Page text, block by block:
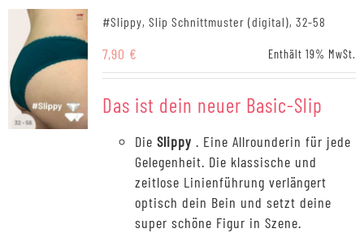
#Slippy, Slip Schnittmuster (digital), 32-58
7,90 € Enthält 19% MwSt.
Das ist dein neuer Basic-Slip
Die Slippy . Eine Allrounderin für jede
Gelegenheit. Die klassische und
zeitlose Linienführung verlängert
optisch dein Bein und setzt deine
super schöne Figur in Szene.